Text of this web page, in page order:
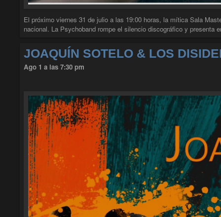
El próximo viernes 31 de julio a las 19:00 horas, la mítica Sala
nacional. La Psychoband rompe el silencio discográfico y
JOAQUÍN SOTELO & LOS
Ago 1 a las 7:30 pm